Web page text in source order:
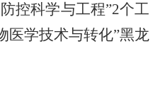
控科学与工程”2个工
医学技术与转化”黑龙